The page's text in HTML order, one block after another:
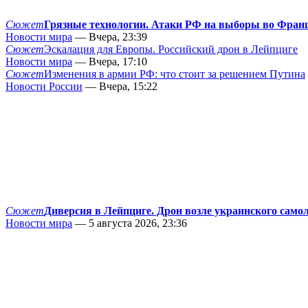
СюжетГрязные технологии. Атаки РФ на выборы во
Новости мира — Вчера, 23:39
СюжетЭскалация для Европы. Российский дрон в Лейпциге
Новости мира — Вчера, 17:10
СюжетИзменения в армии РФ: что стоит за решением Путина
Новости России — Вчера, 15:22
СюжетДиверсия в Лейпциге. Дрон возле украинского
Новости мира — 5 августа 2026, 23:36